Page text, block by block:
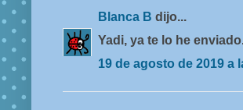
Blanca B dijo...
Yadi, ya te lo he
19 de agosto de 2019 a